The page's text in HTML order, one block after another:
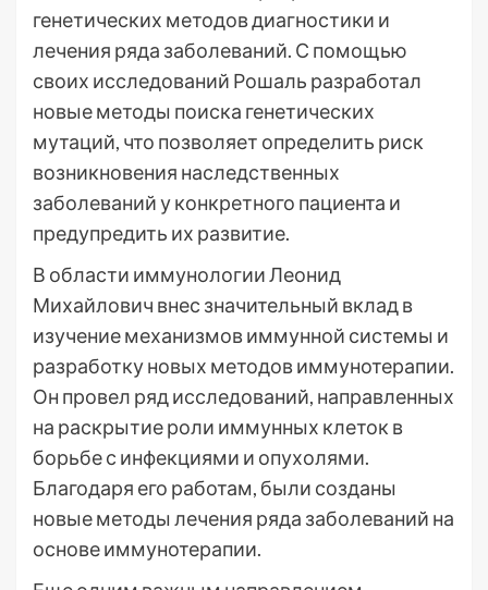
генетических методов диагностики и
лечения ряда заболеваний. С помощью
своих исследований Рошаль разработал
новые методы поиска генетических
мутаций, что позволяет определить риск
возникновения наследственных
заболеваний у конкретного пациента и
предупредить их развитие.
В области иммунологии Леонид
Михайлович внес значительный вклад в
изучение механизмов иммунной системы и
разработку новых методов иммунотерапии.
Он провел ряд исследований, направленных
на раскрытие роли иммунных клеток в
борьбе с инфекциями и опухолями.
Благодаря его работам, были созданы
новые методы лечения ряда заболеваний на
основе иммунотерапии.